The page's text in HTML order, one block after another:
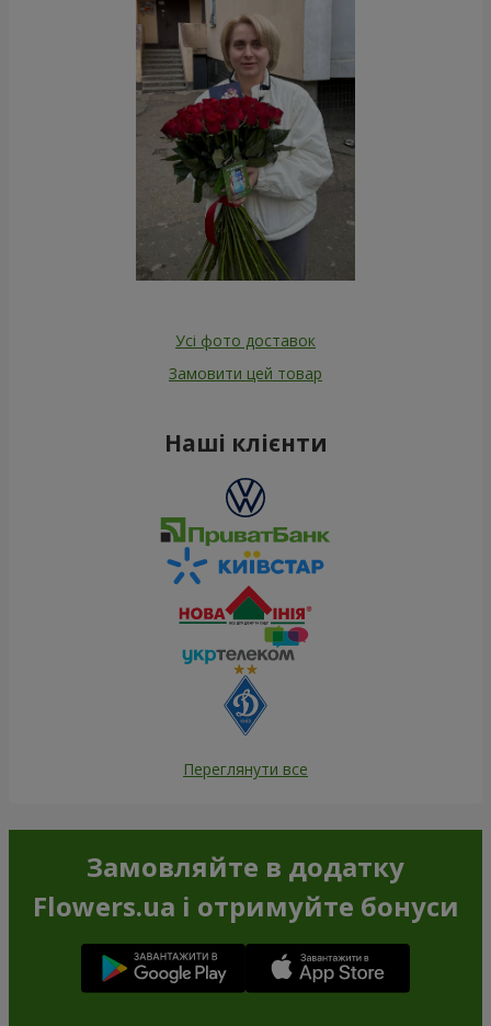
Усі фото доставок
Замовити цей товар
Наші клієнти
Переглянути все
Замовляйте в додатку
Flowers.ua і отримуйте бонуси